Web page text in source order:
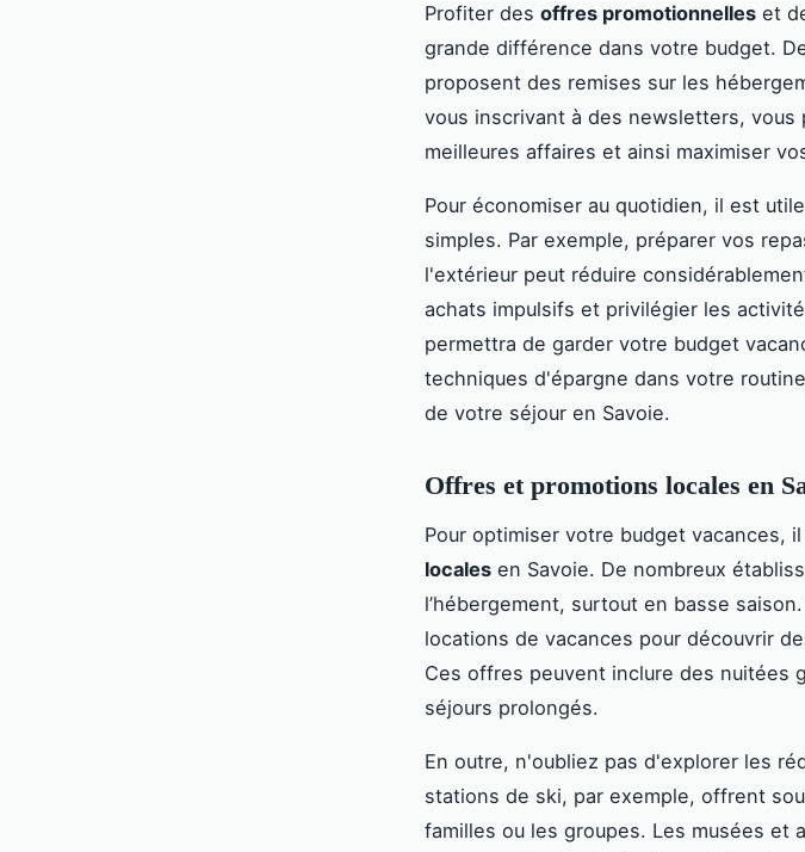
Profiter des offres promotionnelles et
grande différence dans votre budget.
proposent des remises sur les
vous inscrivant à des newsletters,
meilleures affaires et ainsi maximiser
Pour économiser au quotidien, il est
simples. Par exemple, préparer vos
l'extérieur peut réduire
achats impulsifs et privilégier les
permettra de garder votre budget
techniques d'épargne dans votre
de votre séjour en Savoie.
Offres et promotions locales en
Pour optimiser votre budget vacances,
locales en Savoie. De nombreux
l’hébergement, surtout en basse
locations de vacances pour découvrir
Ces offres peuvent inclure des nuitées
séjours prolongés.
En outre, n'oubliez pas d'explorer les
stations de ski, par exemple, offrent
familles ou les groupes. Les musées et